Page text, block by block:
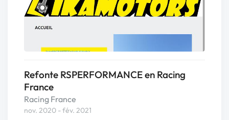
Refonte RSPERFORMANCE en Racing
France
Racing France
nov. 2020 - fév. 2021